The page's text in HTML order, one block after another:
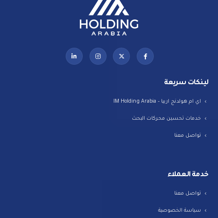
لينكات سريعة
اي ام هولدنج اربيا – IM Holding Arabia
خدمات تحسين محركات البحث
تواصل معنا
خدمة العملاء
تواصل معنا
سياسة الخصوصية